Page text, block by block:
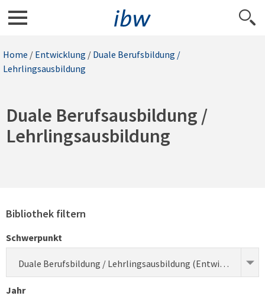
Home / Entwicklung / Duale Berufsbildung /
Lehrlingsausbildung
Duale Berufsausbildung /
Lehrlingsausbildung
Bibliothek filtern
Schwerpunkt
Duale Berufsbildung / Lehrlingsausbildung (Entwicklung)
Jahr